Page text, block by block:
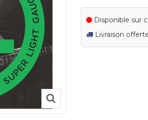
Disponible sur
Livraison